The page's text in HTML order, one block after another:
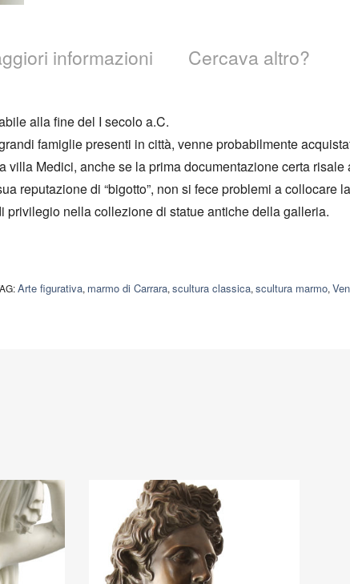
informazioni Cercava altro?
alla fine del I secolo a.C.
famiglie presenti in città, venne probabilmente
villa Medici, anche se la prima documentazione certa
reputazione di “bigotto”, non si fece problemi a collocare
nella collezione di statue antiche della galleria.
Arte figurativa, marmo di Carrara, scultura classica, scultura marmo,